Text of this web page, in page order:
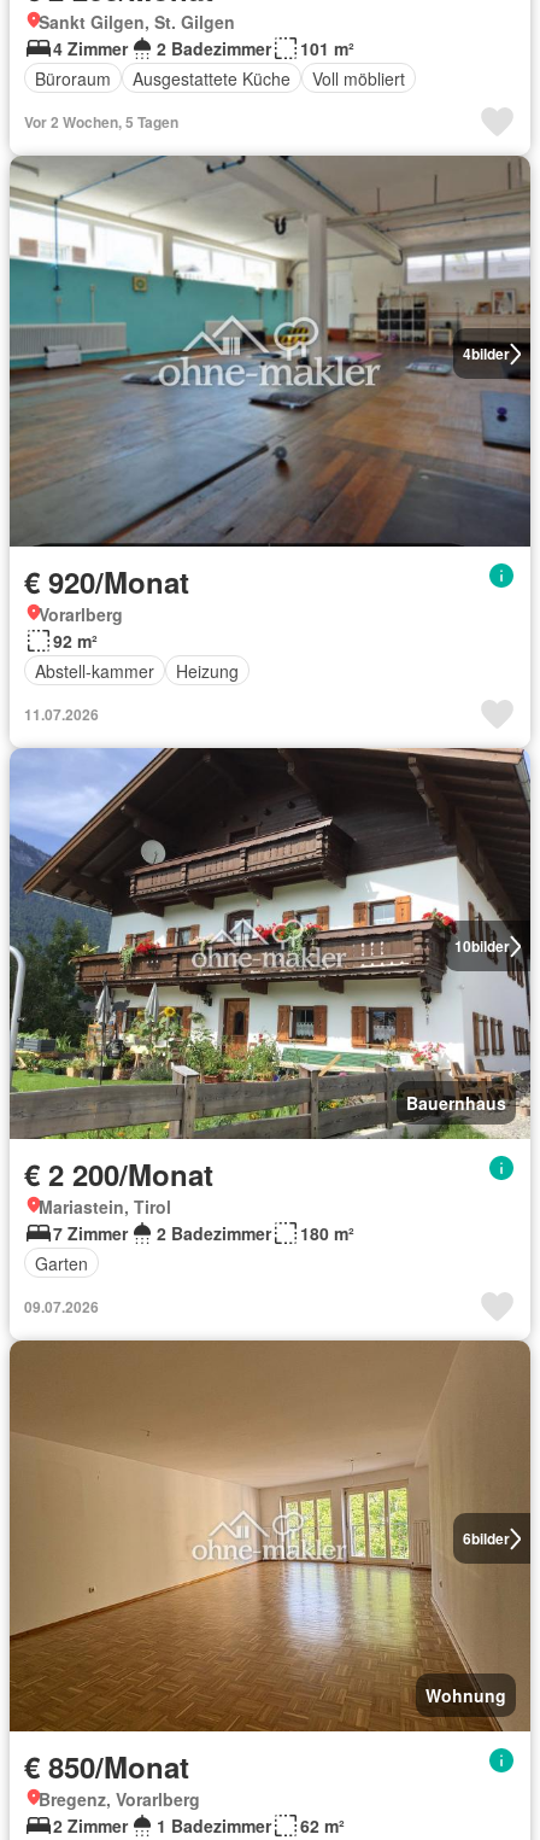
Sankt Gilgen, St. Gilgen
4 Zimmer
2 Badezimmer
101 m²
Büroraum
Ausgestattete Küche Voll möbliert
Vor 2 Wochen, 5 Tagen
4bilder
€ 920/Monat
Vorarlberg
92 m²
Abstell-kammer
Heizung
11.07.2026
10bilder
Bauernhaus
€ 2 200/Monat
Mariastein, Tirol
7 Zimmer
2 Badezimmer
180 m²
Garten
09.07.2026
6bilder
Wohnung
€ 850/Monat
Bregenz, Vorarlberg
2 Zimmer
1 Badezimmer 62 m²